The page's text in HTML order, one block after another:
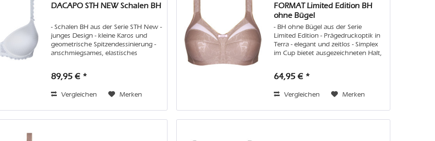
DACAPO STH NEW Schalen BH
- Schalen BH aus der Serie STH New -
junges Design - kleine Karos und
geometrische Spitzendessinierung -
anschmiegsames, elastisches
Wir empfehlen Handwäsche oder
89,95 € *
Vergleichen Merken
FORMAT Limited Edition BH
ohne Bügel
- BH ohne Bügel aus der Serie
Limited Edition - Prägedruckoptik in
Terra - elegant und zeitlos - Simplex
im Cup bietet ausgezeichneten Halt,
gepolsterte Träger Pflege: Wir...
64,95 € *
Vergleichen Merken